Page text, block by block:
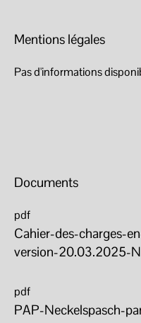
Mentions légales
Pas d'informations
Documents
pdf
Cahier-des-charges-
version-20.03.2025-
pdf
PAP-Neckelspasch-